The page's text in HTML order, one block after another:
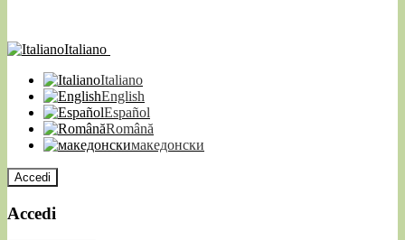
Italiano
Italiano
English
Español
Română
македонски
Accedi
Accedi